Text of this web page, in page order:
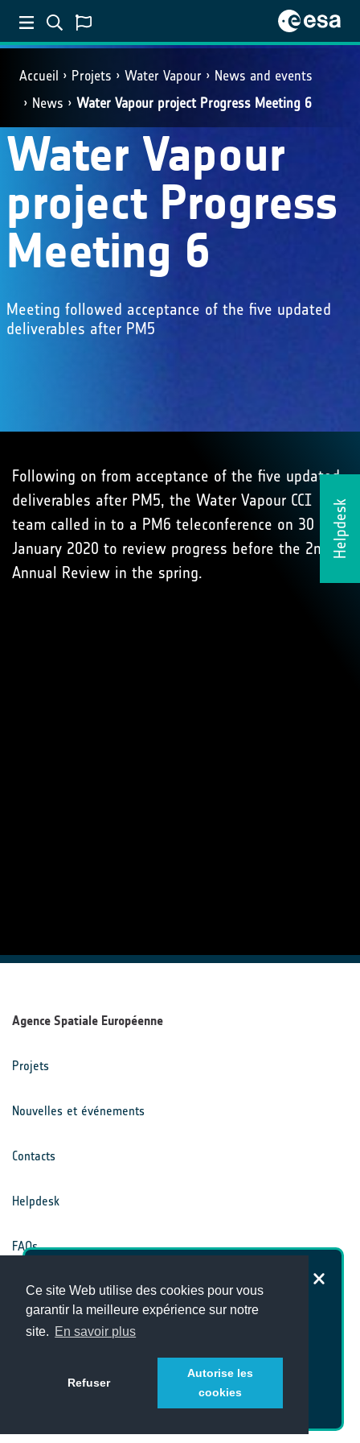
Ce site Web utilise des cookies pour vous
garantir la meilleure expérience sur notre
site. En savoir plus
Refuser
Autorise les
cookies
Accueil Projets Water Vapour
News and events
News
Water Vapour project Progress Meeting 6
Helpdesk
Water Vapour
project Progress
Meeting 6
Meeting followed acceptance of the five updated
deliverables after PM5
Following on from acceptance of the five updated
deliverables after PM5, the Water Vapour CCI
team called in to a PM6 teleconference on 30
January 2020 to review progress before the 2nd
Annual Review in the spring.
Agence Spatiale Européenne
Projets
Nouvelles et événements
Contacts
Helpdesk
FAQs
Conditions générales
Avis de confidentialité
satisfait du site Internet du Climate
Office ?